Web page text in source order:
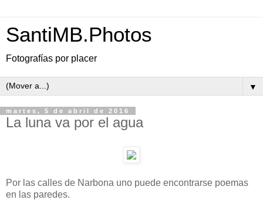
SantiMB.Photos
Fotografías por placer
▼
martes, 5 de abril de 2016
La luna va por el agua
Por las calles de Narbona uno puede encontrarse poemas
en las paredes.